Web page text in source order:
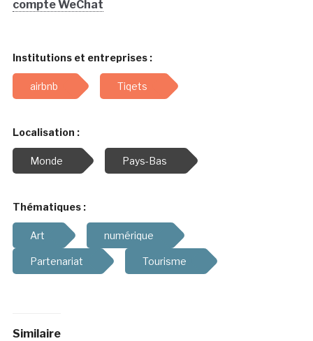
compte WeChat
Institutions et entreprises :
airbnb Tiqets
Localisation :
Monde Pays-Bas
Thématiques :
Art numérique
Partenariat Tourisme
Similaire